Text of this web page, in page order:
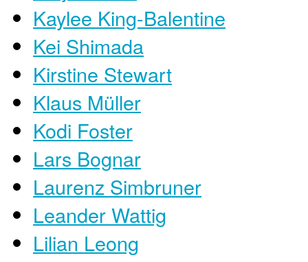
Kaylee King-Balentine
Kei Shimada
Kirstine Stewart
Klaus Müller
Kodi Foster
Lars Bognar
Laurenz Simbruner
Leander Wattig
Lilian Leong